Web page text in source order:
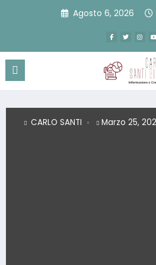
Agosto 6, 2026
SANTI Marzo 25, 2026